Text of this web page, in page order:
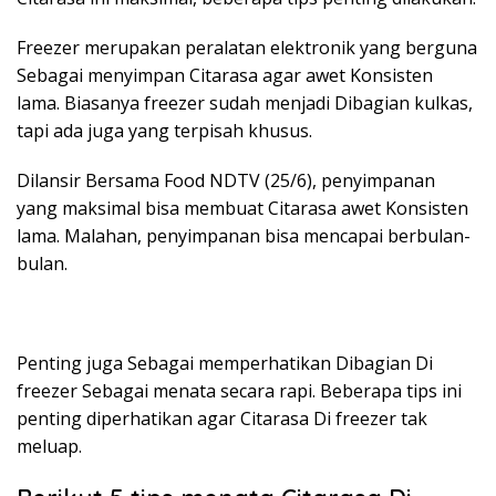
Freezer merupakan peralatan elektronik yang berguna
Sebagai menyimpan Citarasa agar awet Konsisten
lama. Biasanya freezer sudah menjadi Dibagian kulkas,
tapi ada juga yang terpisah khusus.
Dilansir Bersama Food NDTV (25/6), penyimpanan
yang maksimal bisa membuat Citarasa awet Konsisten
lama. Malahan, penyimpanan bisa mencapai berbulan-
bulan.
Penting juga Sebagai memperhatikan Dibagian Di
freezer Sebagai menata secara rapi. Beberapa tips ini
penting diperhatikan agar Citarasa Di freezer tak
meluap.